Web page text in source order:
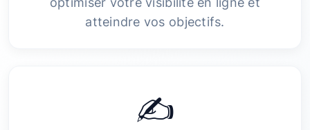
atteindre vos objectifs.
✍️